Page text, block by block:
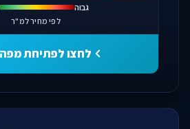
פתחו מפה מלאה
גבוה
לפי מחיר למ"ר
לחצו לפתיחת